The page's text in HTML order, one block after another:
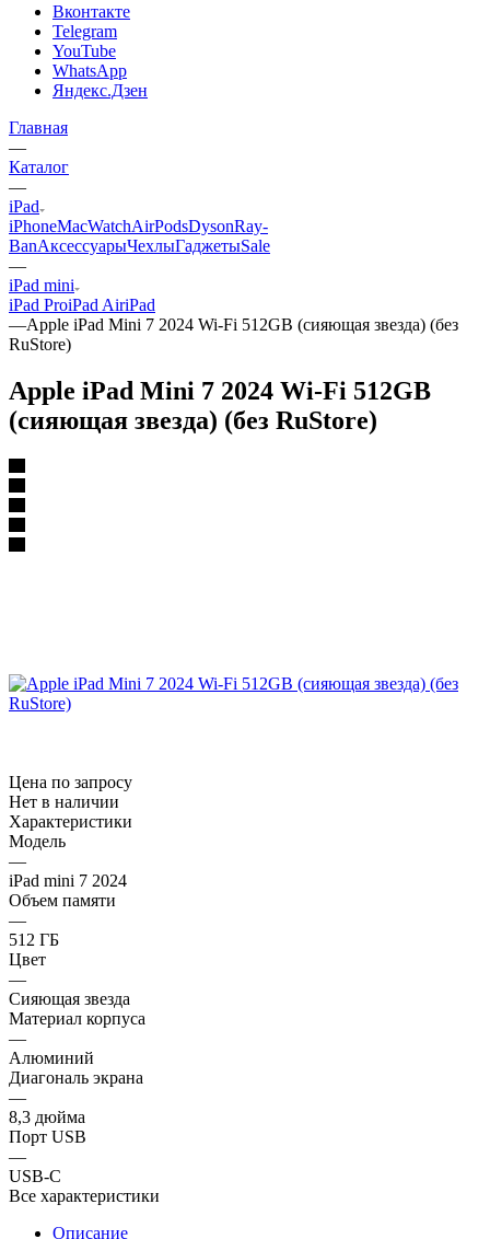
Вконтакте
Telegram
YouTube
WhatsApp
Яндекс.Дзен
Главная
—
Каталог
—
iPad
iPhoneMacWatchAirPodsDysonRay-
BanАксессуарыЧехлыГаджетыSale
—
iPad mini
iPad ProiPad AiriPad
—Apple iPad Mini 7 2024 Wi-Fi 512GB (сияющая звезда) (без
RuStore)
Apple iPad Mini 7 2024 Wi-Fi 512GB
(сияющая звезда) (без RuStore)
Цена по запросу
Нет в наличии
Характеристики
Модель
—
iPad mini 7 2024
Объем памяти
—
512 ГБ
Цвет
—
Сияющая звезда
Материал корпуса
—
Алюминий
Диагональ экрана
—
8,3 дюйма
Порт USB
—
USB-C
Все характеристики
Описание